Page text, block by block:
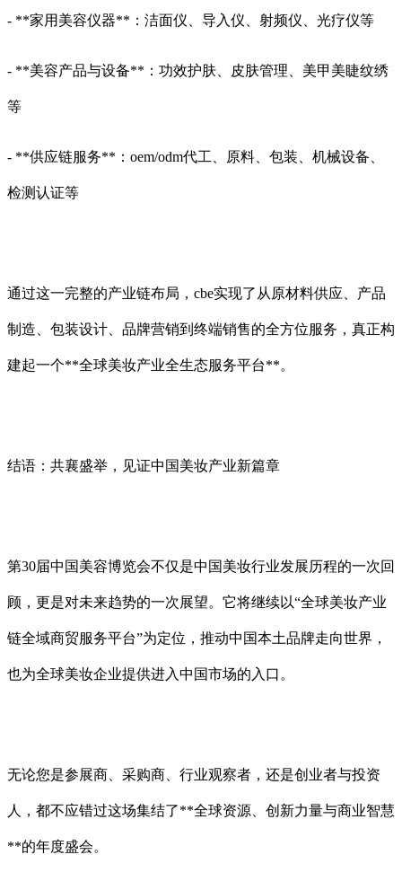
- **家用美容仪器**：洁面仪、导入仪、射频仪、光疗仪等
- **美容产品与设备**：功效护肤、皮肤管理、美甲美睫纹绣
等
- **供应链服务**：oem/odm代工、原料、包装、机械设备、
检测认证等
通过这一完整的产业链布局，cbe实现了从原材料供应、产品
制造、包装设计、品牌营销到终端销售的全方位服务，真正构
建起一个**全球美妆产业全生态服务平台**。
结语：共襄盛举，见证中国美妆产业新篇章
第30届中国美容博览会不仅是中国美妆行业发展历程的一次回
顾，更是对未来趋势的一次展望。它将继续以“全球美妆产业
链全域商贸服务平台”为定位，推动中国本土品牌走向世界，
也为全球美妆企业提供进入中国市场的入口。
无论您是参展商、采购商、行业观察者，还是创业者与投资
人，都不应错过这场集结了**全球资源、创新力量与商业智慧
**的年度盛会。